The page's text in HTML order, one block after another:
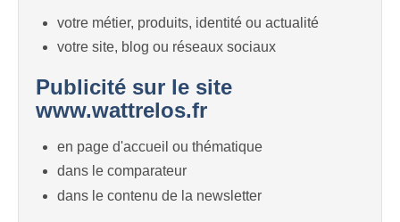
votre métier, produits, identité ou actualité
votre site, blog ou réseaux sociaux
Publicité sur le site
www.wattrelos.fr
en page d'accueil ou thématique
dans le comparateur
dans le contenu de la newsletter